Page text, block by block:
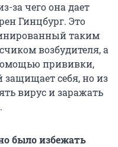
за чего она дает
Гинцбург. Это
таким
возбудителя, а
прививки,
защищает себя, но из
вирус и заражать
было избежать